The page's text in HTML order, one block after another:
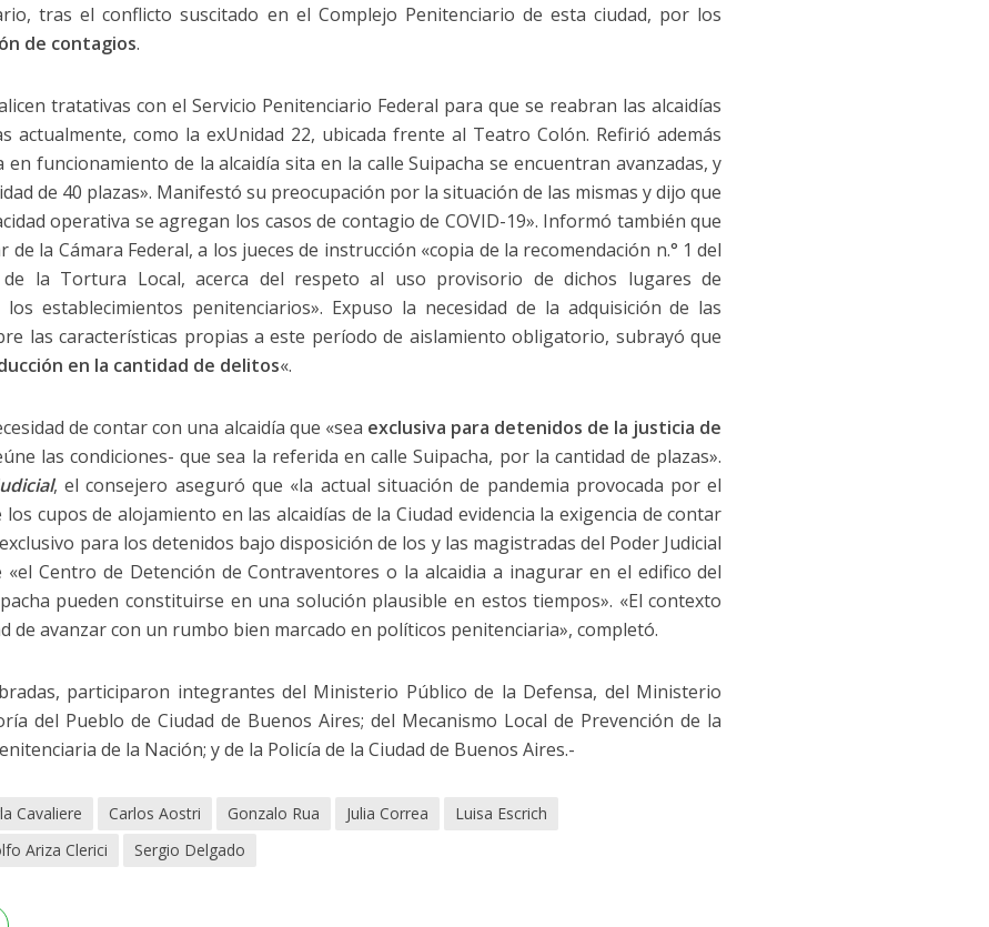
tras el conflicto suscitado en el Complejo Penitenciario de esta ciudad, por los
de contagios.
tratativas con el Servicio Penitenciario Federal para que se reabran las alcaidías
actualmente, como la exUnidad 22, ubicada frente al Teatro Colón. Refirió además
funcionamiento de la alcaidía sita en la calle Suipacha se encuentran avanzadas, y
de 40 plazas». Manifestó su preocupación por la situación de las mismas y dijo que
operativa se agregan los casos de contagio de COVID-19». Informó también que
la Cámara Federal, a los jueces de instrucción «copia de la recomendación n.° 1 del
de la Tortura Local, acerca del respeto al uso provisorio de dichos lugares de
establecimientos penitenciarios». Expuso la necesidad de la adquisición de las
las características propias a este período de aislamiento obligatorio, subrayó que
en la cantidad de delitos«.
de contar con una alcaidía que «sea exclusiva para detenidos de la justicia de
las condiciones- que sea la referida en calle Suipacha, por la cantidad de plazas».
, el consejero aseguró que «la actual situación de pandemia provocada por el
los cupos de alojamiento en las alcaidías de la Ciudad evidencia la exigencia de contar
para los detenidos bajo disposición de los y las magistradas del Poder Judicial
«el Centro de Detención de Contraventores o la alcaidia a inagurar en el edifico del
pueden constituirse en una solución plausible en estos tiempos». «El contexto
de avanzar con un rumbo bien marcado en políticos penitenciaria», completó.
participaron integrantes del Ministerio Público de la Defensa, del Ministerio
del Pueblo de Ciudad de Buenos Aires; del Mecanismo Local de Prevención de la
de la Nación; y de la Policía de la Ciudad de Buenos Aires.-
Cavaliere Carlos Aostri Gonzalo Rua Julia Correa
Luisa Escrich
Ariza Clerici Sergio Delgado